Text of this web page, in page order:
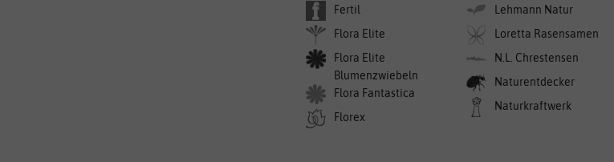
Fertil
Flora Elite
Flora Elite
Blumenzwiebeln
Flora Fantastica
Florex
Lehmann Natur
Loretta Rasensamen
N.L. Chrestensen
Naturentdecker
Naturkraftwerk